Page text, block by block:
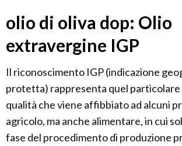
olio di oliva dop: Olio
extravergine IGP
Il riconoscimento IGP (indicazione
protetta) rappresenta quel particolare
qualità che viene affibbiato ad alcuni
agricolo, ma anche alimentare, in cui
fase del procedimento di produzione